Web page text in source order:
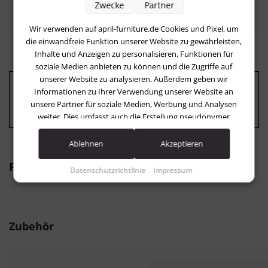
Outdoor Armlehnensessel auch für kleinere
Balkons und Terrassen
Passende Produkte
Produktgalerie überspringen
Zubehör
Wir verwenden auf april-furniture.de Cookies und Pixel, um
die einwandfreie Funktion unserer Website zu gewährleisten,
Inhalte und Anzeigen zu personalisieren, Funktionen für
soziale Medien anbieten zu können und die Zugriffe auf
unserer Website zu analysieren. Außerdem geben wir
Informationen zu Ihrer Verwendung unserer Website an
unsere Partner für soziale Medien, Werbung und Analysen
weiter. Dies umfasst auch die Erstellung pseudonymer
Nutzungsprofile. Unsere Partner (LinkedIn Ireland Unlimited
Company Facebook Google Advertising Products Pinterest)
Daten zusammen, die Sie ihnen bereitgestellt haben (bspw.
widerrufen, indem Sie auf den Datenschutz-Button links
Datenschutzrichtlinie Impressum
Zwecke Partner
Ablehnen Akzeptieren